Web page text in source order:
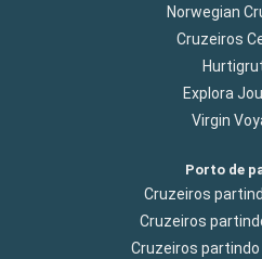
Norwegian
Cruzeiros
Explora
Virgin
Porto de
Cruzeiros
Cruzeiros
Cruzeiros